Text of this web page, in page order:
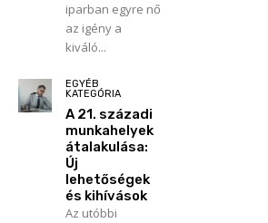
iparban egyre nő
az igény a
kiváló...
EGYÉB
KATEGÓRIA
A 21. századi
munkahelyek
átalakulása:
Új
lehetőségek
és kihívások
Az utóbbi